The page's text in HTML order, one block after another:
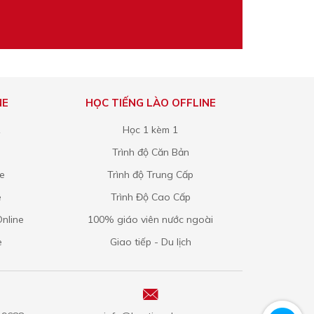
HỌC TIẾNG LÀO OFFLINE
Học 1 kèm 1
Trình độ Căn Bản
Trình độ Trung Cấp
Trình Độ Cao Cấp
100% giáo viên nước ngoài
Giao tiếp - Du lịch